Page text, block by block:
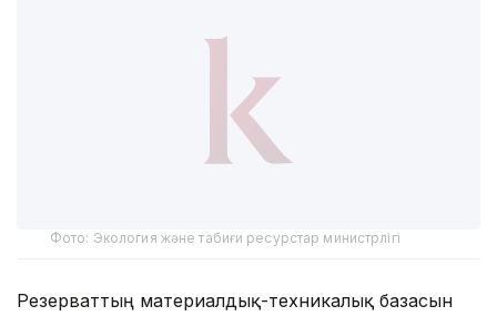
Фото: Экология және табиғи ресурстар министрлігі
Резерваттың материалдық-техникалық базасын